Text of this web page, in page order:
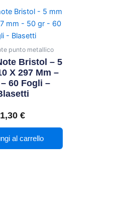
punto metallico
Bristol – 5
X 297 Mm –
60 Fogli –
1,30 €
al carrello